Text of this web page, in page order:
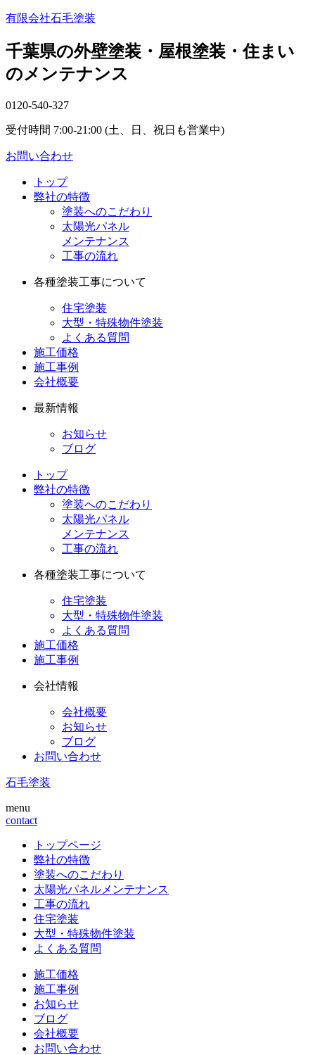
有限会社石毛塗装
千葉県の外壁塗装・屋根塗装・住まい
のメンテナンス
0120-540-327
受付時間 7:00-21:00 (土、日、祝日も営業中)
お問い合わせ
トップ
弊社の特徴
塗装へのこだわり
太陽光パネル
メンテナンス
工事の流れ
各種塗装工事について
住宅塗装
大型・特殊物件塗装
よくある質問
施工価格
施工事例
会社概要
最新情報
お知らせ
ブログ
トップ
弊社の特徴
塗装へのこだわり
太陽光パネル
メンテナンス
工事の流れ
各種塗装工事について
住宅塗装
大型・特殊物件塗装
よくある質問
施工価格
施工事例
会社情報
会社概要
お知らせ
ブログ
お問い合わせ
石毛塗装
menu
contact
トップページ
弊社の特徴
塗装へのこだわり
太陽光パネルメンテナンス
工事の流れ
住宅塗装
大型・特殊物件塗装
よくある質問
施工価格
施工事例
お知らせ
ブログ
会社概要
お問い合わせ